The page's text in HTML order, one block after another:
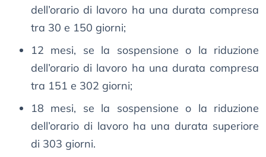
dell’orario di lavoro ha una durata compresa
tra 30 e 150 giorni;
12 mesi, se la sospensione o la riduzione
dell’orario di lavoro ha una durata compresa
tra 151 e 302 giorni;
18 mesi, se la sospensione o la riduzione
dell’orario di lavoro ha una durata superiore
di 303 giorni.